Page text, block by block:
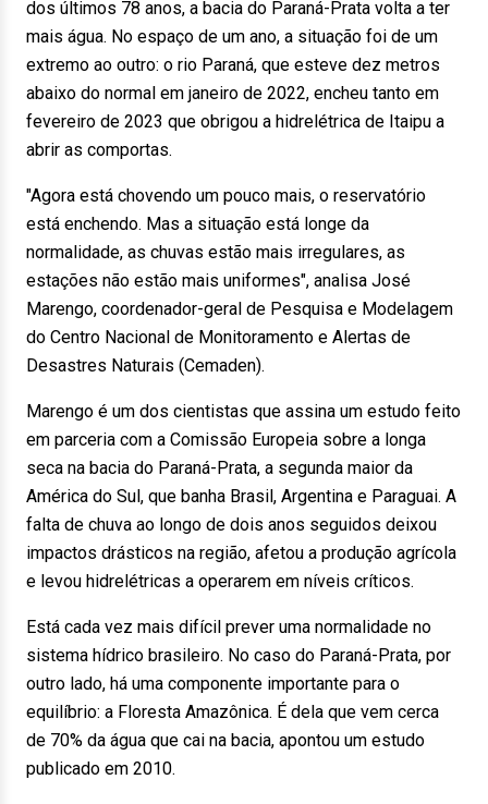
dos últimos 78 anos, a bacia do Paraná-Prata volta a ter
mais água. No espaço de um ano, a situação foi de um
extremo ao outro: o rio Paraná, que esteve dez metros
abaixo do normal em janeiro de 2022, encheu tanto em
fevereiro de 2023 que obrigou a hidrelétrica de Itaipu a
abrir as comportas.
"Agora está chovendo um pouco mais, o reservatório
está enchendo. Mas a situação está longe da
normalidade, as chuvas estão mais irregulares, as
estações não estão mais uniformes", analisa José
Marengo, coordenador-geral de Pesquisa e Modelagem
do Centro Nacional de Monitoramento e Alertas de
Desastres Naturais (Cemaden).
Marengo é um dos cientistas que assina um estudo feito
em parceria com a Comissão Europeia sobre a longa
seca na bacia do Paraná-Prata, a segunda maior da
América do Sul, que banha Brasil, Argentina e Paraguai. A
falta de chuva ao longo de dois anos seguidos deixou
impactos drásticos na região, afetou a produção agrícola
e levou hidrelétricas a operarem em níveis críticos.
Está cada vez mais difícil prever uma normalidade no
sistema hídrico brasileiro. No caso do Paraná-Prata, por
outro lado, há uma componente importante para o
equilíbrio: a Floresta Amazônica. É dela que vem cerca
de 70% da água que cai na bacia, apontou um estudo
publicado em 2010.